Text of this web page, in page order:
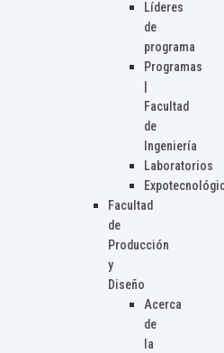
Líderes
de
programa
Programas
Facultad
de
Ingeniería
Laboratorios
Facultad
de
Producción
y
Diseño
Acerca
de
la